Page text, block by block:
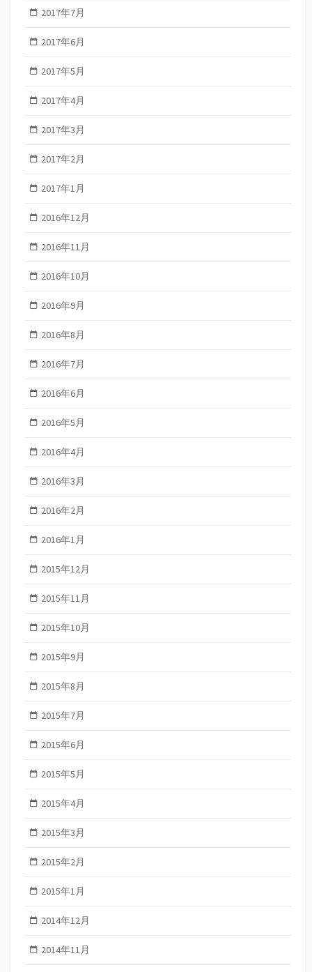
2017年7月
2017年6月
2017年5月
2017年4月
2017年3月
2017年2月
2017年1月
2016年12月
2016年11月
2016年10月
2016年9月
2016年8月
2016年7月
2016年6月
2016年5月
2016年4月
2016年3月
2016年2月
2016年1月
2015年12月
2015年11月
2015年10月
2015年9月
2015年8月
2015年7月
2015年6月
2015年5月
2015年4月
2015年3月
2015年2月
2015年1月
2014年12月
2014年11月